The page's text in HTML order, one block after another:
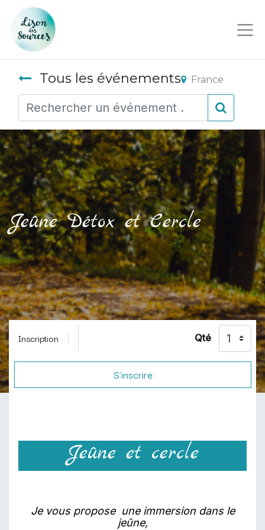
Tous les événements France
Jeûne Détox et Cercle
Inscription Qté
S'inscrire
Jeûne et cercle
Je vous propose une immersion dans le
jeûne,